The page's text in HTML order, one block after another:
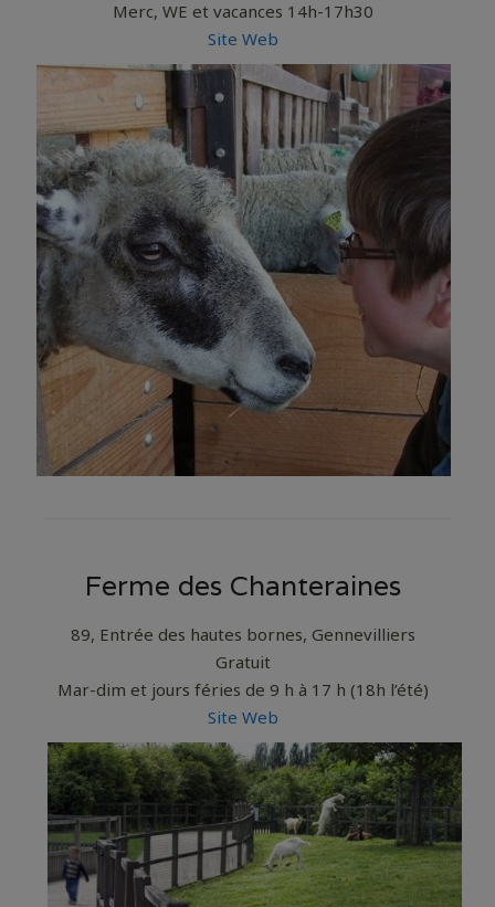
Merc, WE et vacances 14h-17h30
Site Web
Ferme des Chanteraines
89, Entrée des hautes bornes, Gennevilliers
Gratuit
Mar-dim et jours féries de 9 h à 17 h (18h l’été)
Site Web